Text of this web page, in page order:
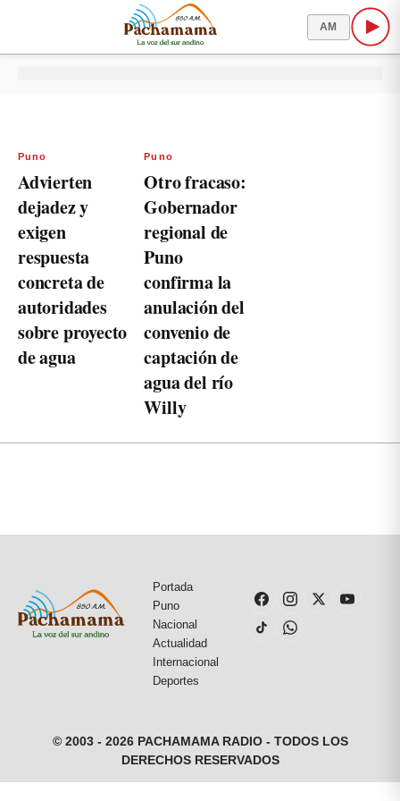
AM
Puno
Advierten
dejadez y
exigen
respuesta
concreta de
autoridades
sobre proyecto
de agua
Puno
Otro fracaso:
Gobernador
regional de
Puno
confirma la
anulación del
convenio de
captación de
agua del río
Willy
Portada
Puno
Nacional
Actualidad
Internacional
Deportes
© 2003 - 2026 PACHAMAMA RADIO - TODOS LOS
DERECHOS RESERVADOS